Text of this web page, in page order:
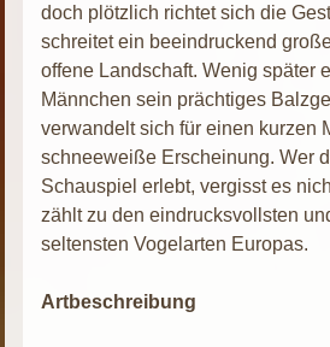
doch plötzlich richtet sich die
schreitet ein beeindruckend
offene Landschaft. Wenig später
Männchen sein prächtiges
verwandelt sich für einen kurzen
schneeweiße Erscheinung. Wer
Schauspiel erlebt, vergisst es
zählt zu den eindrucksvollsten
seltensten Vogelarten Europas.
Artbeschreibung